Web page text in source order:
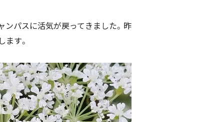
ンパスに活気が戻ってきました。昨
す。